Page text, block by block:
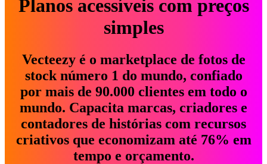
Planos acessíveis com preços
simples
Vecteezy é o marketplace de fotos de
stock número 1 do mundo, confiado
por mais de 90.000 clientes em todo o
mundo. Capacita marcas, criadores e
contadores de histórias com recursos
criativos que economizam até 76% em
tempo e orçamento.